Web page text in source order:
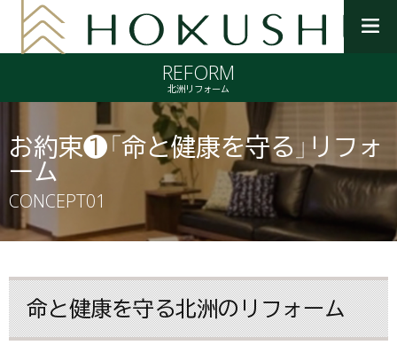
を
REFORM
北洲リフォーム
お約束❶「命と健康を守る」リフォ
ーム
CONCEPT01
命と健康を守る北洲のリフォーム